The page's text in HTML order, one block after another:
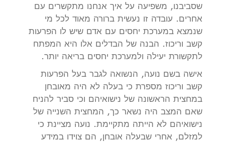
שסביבנו, משפיעה על איך אנחנו מתקשרים עם
אחרים. עובדה זו נעשית ברורה מאוד לכל מי
שנמצא במערכת יחסים עם אדם שיש לו הפרעות
קשב וריכוז. הבנה של הבדלים אלו היא המפתח
לתקשורת יעילה ולמערכת יחסים בריאה יותר.
אישה בשם נועה, הנשואה לגבר בעל הפרעות
קשב וריכוז מספרת כי בעלה לא היה מאובחן
במחצית הראשונה של נישואיהם וכי סביר להניח
שאם המצב היה נשאר כך, המחצית השנייה של
נישואיהם לא הייתה מתקיימת. נועה מציינת כי
למזלם, אחרי שבעלה אובחן, הם צוידו במידע